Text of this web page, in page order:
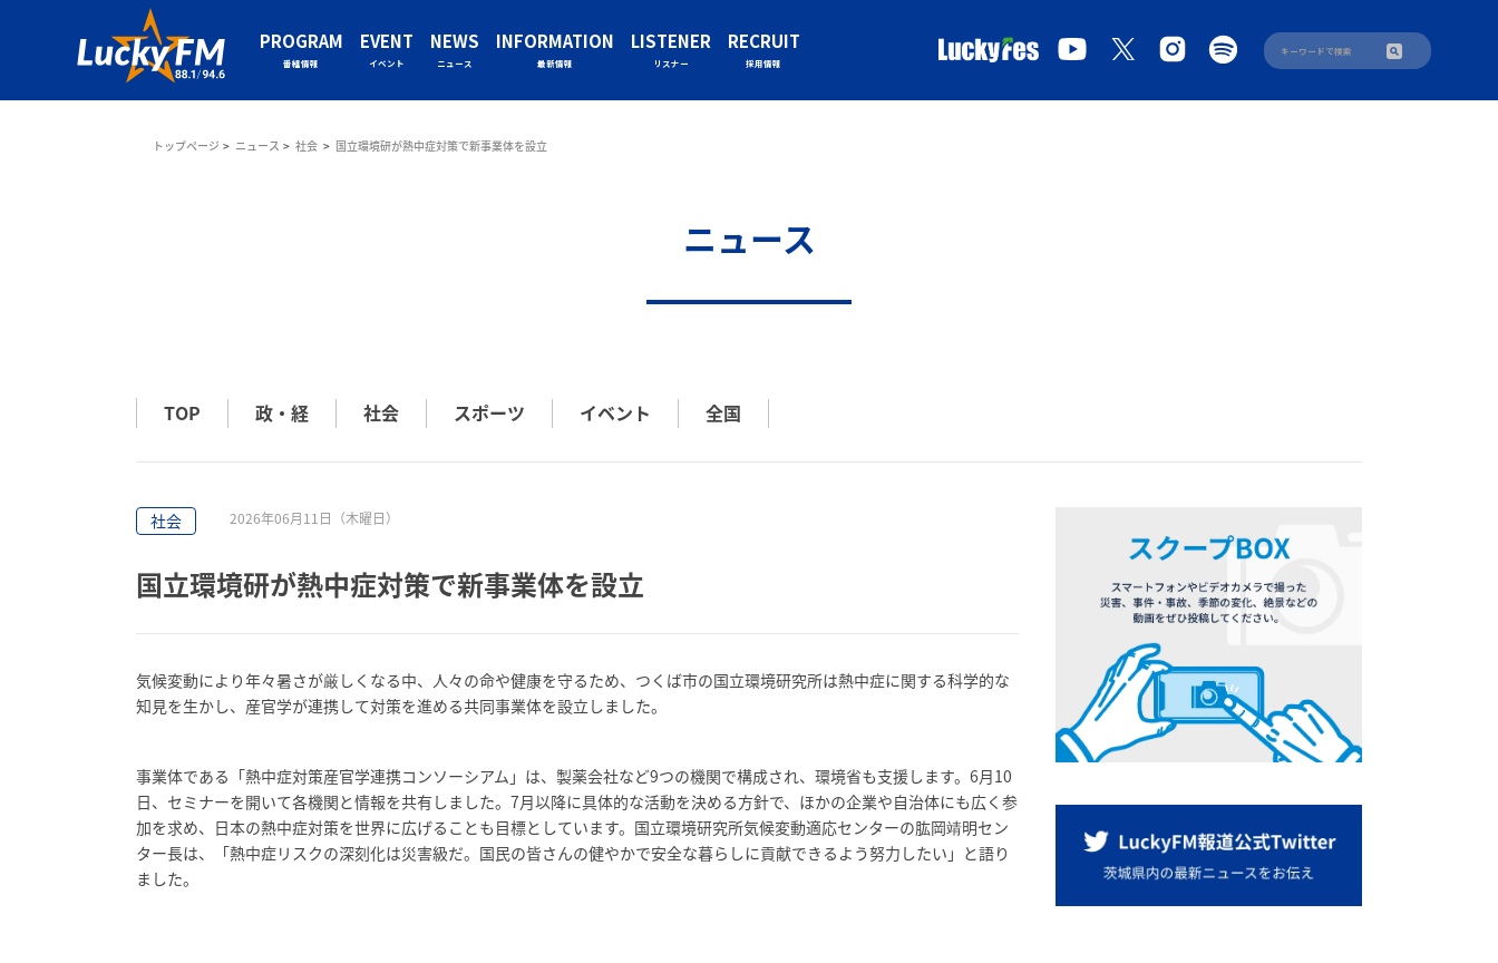
PROGRAM
番組情報
EVENT
イベント
NEWS
ニュース
INFORMATION
最新情報
LISTENER
リスナー
RECRUIT
採用情報
トップページ ニュース 社会 国立環境研が熱中症対策で新事業体を設立
ニュース
TOP 政・経 社会 スポーツ イベント 全国
社会 2026年06月11日（木曜日）
国立環境研が熱中症対策で新事業体を設立
気候変動により年々暑さが厳しくなる中、人々の命や健康を守るため、つくば市の国立環境研究所は熱中症に関する科学的な
知見を生かし、産官学が連携して対策を進める共同事業体を設立しました。
事業体である「熱中症対策産官学連携コンソーシアム」は、製薬会社など9つの機関で構成され、環境省も支援します。6月10
日、セミナーを開いて各機関と情報を共有しました。7月以降に具体的な活動を決める方針で、ほかの企業や自治体にも広く参
加を求め、日本の熱中症対策を世界に広げることも目標としています。国立環境研究所気候変動適応センターの肱岡靖明セン
ター長は、「熱中症リスクの深刻化は災害級だ。国民の皆さんの健やかで安全な暮らしに貢献できるよう努力したい」と語り
ました。